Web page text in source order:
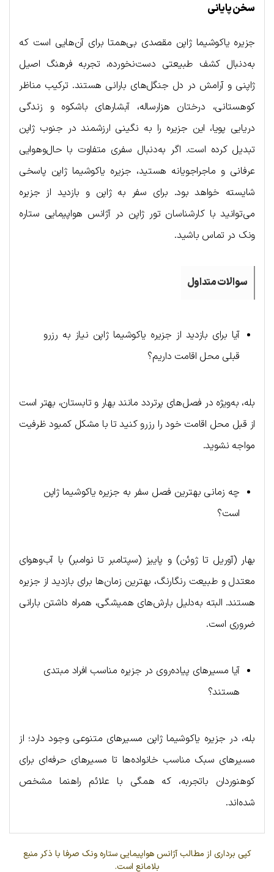
سخن پایانی
جزیره یاکوشیما ژاپن مقصدی بی‌همتا برای آن‌هایی است که
به‌دنبال کشف طبیعتی دست‌نخورده، تجربه فرهنگ اصیل
ژاپنی و آرامش در دل جنگل‌های بارانی هستند. ترکیب مناظر
کوهستانی، درختان هزارساله، آبشارهای باشکوه و زندگی
دریایی پویا، این جزیره را به نگینی ارزشمند در جنوب ژاپن
تبدیل کرده است. اگر به‌دنبال سفری متفاوت با حال‌و‌هوایی
عرفانی و ماجراجویانه هستید، جزیره یاکوشیما ژاپن پاسخی
شایسته خواهد بود. برای سفر به ژاپن و بازدید از جزیره
می‌توانید با کارشناسان تور ژاپن در آژانس هواپیمایی ستاره
ونک در تماس باشید.
سوالات متداول
آیا برای بازدید از جزیره یاکوشیما ژاپن نیاز به رزرو
قبلی محل اقامت داریم؟
بله، به‌ویژه در فصل‌های پرتردد مانند بهار و تابستان، بهتر است
از قبل محل اقامت خود را رزرو کنید تا با مشکل کمبود ظرفیت
مواجه نشوید.
چه زمانی بهترین فصل سفر به جزیره یاکوشیما ژاپن
است؟
بهار (آوریل تا ژوئن) و پاییز (سپتامبر تا نوامبر) با آب‌و‌هوای
معتدل و طبیعت رنگارنگ، بهترین زمان‌ها برای بازدید از جزیره
هستند. البته به‌دلیل بارش‌های همیشگی، همراه داشتن بارانی
ضروری است.
آیا مسیرهای پیاده‌روی در جزیره مناسب افراد مبتدی
هستند؟
بله، در جزیره یاکوشیما ژاپن مسیرهای متنوعی وجود دارد؛ از
مسیرهای سبک مناسب خانواده‌ها تا مسیرهای حرفه‌ای برای
کوهنوردان باتجربه، که همگی با علائم راهنما مشخص
شده‌اند.
کپی برداری از مطالب آژانس هواپیمایی ستاره ونک صرفا با ذکر منبع
بلامانع است.